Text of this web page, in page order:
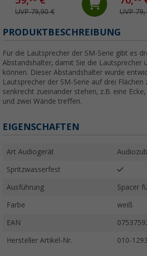
UVP 79,90 €
TV
UVP
PRODUKTBESCHREIBUNG
Für die Lautsprecher der SM-Serie gibt es
Abstandshalter, damit Sie die Lautsprecher
können. Dieser Abstandshalter wurde
Lautsprecher der SM-Serie auf drei Flächen
senkrecht zueinander stehen, z.B. eine
und zwei Wände treffen.
EIGENSCHAFTEN
Art Audiogerät
Spritzwasserfest
Ausführung Spacer
Farbe weiß
EAN
Hersteller Artikel-Nr. 010-